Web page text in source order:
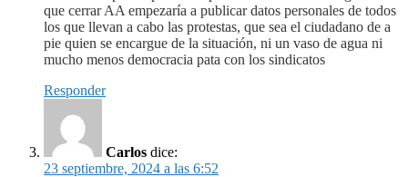
que cerrar AA empezaría a publicar datos personales de todos
los que llevan a cabo las protestas, que sea el ciudadano de a
pie quien se encargue de la situación, ni un vaso de agua ni
mucho menos democracia pata con los sindicatos
Responder
Carlos dice:
23 septiembre, 2024 a las 6:52